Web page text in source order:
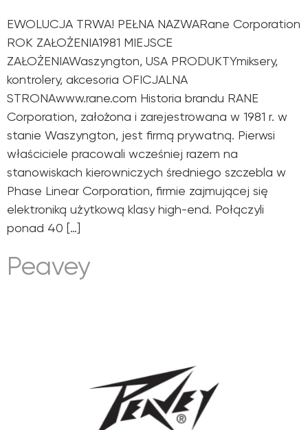
EWOLUCJA TRWA! PEŁNA NAZWARane Corporation
ROK ZAŁOŻENIA1981 MIEJSCE
ZAŁOŻENIAWaszyngton, USA PRODUKTYmiksery,
kontrolery, akcesoria OFICJALNA
STRONAwww.rane.com Historia brandu RANE
Corporation, założona i zarejestrowana w 1981 r. w
stanie Waszyngton, jest firmą prywatną. Pierwsi
właściciele pracowali wcześniej razem na
stanowiskach kierowniczych średniego szczebla w
Phase Linear Corporation, firmie zajmującej się
elektroniką użytkową klasy high-end. Połączyli
ponad 40 […]
Peavey